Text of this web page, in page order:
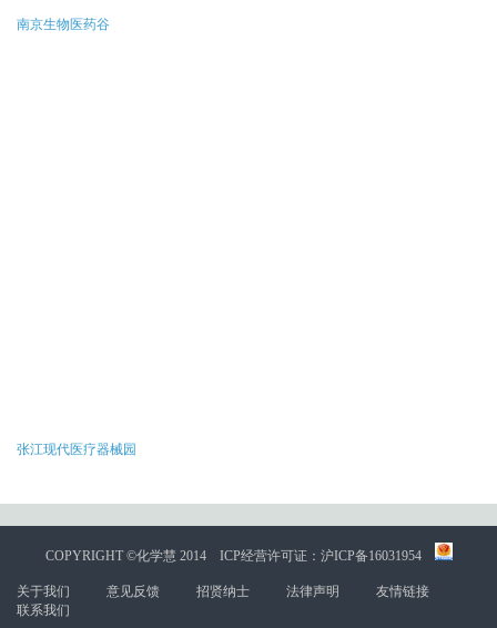
南京生物医药谷
张江现代医疗器械园
COPYRIGHT ©化学慧 2014 ICP经营许可证：沪ICP备16031954
关于我们 意见反馈 招贤纳士 法律声明
友情链接
联系我们